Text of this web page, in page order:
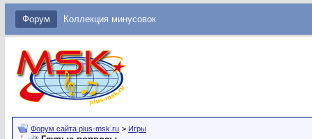
Форум Коллекция минусовок
Форум сайта plus-msk.ru > Игры